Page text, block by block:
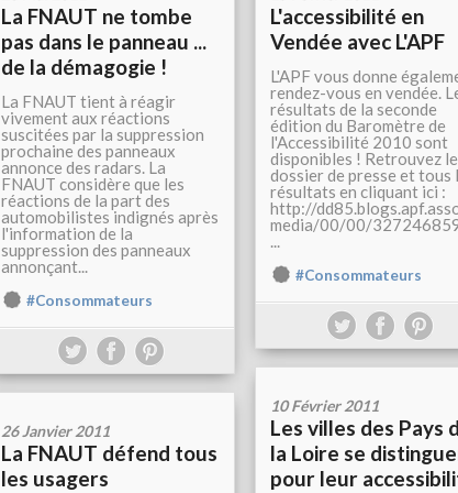
La FNAUT ne tombe
pas dans le panneau ...
de la démagogie !
La FNAUT tient à réagir
vivement aux réactions
suscitées par la suppression
prochaine des panneaux
annonce des radars. La
FNAUT considère que les
réactions de la part des
automobilistes indignés après
l'information de la
suppression des panneaux
annonçant...
#Consommateurs
L'accessibilité en
Vendée avec L'APF
L'APF vous donne
rendez-vous en vendée.
résultats de la seconde
édition du Baromètre de
l'Accessibilité 2010 sont
disponibles ! Retrouvez le
dossier de presse et tous
résultats en cliquant ici :
http://
media/00/00/
...
#Consommateurs
10 Février 2011
Les villes des Pays
la Loire se
pour leur
26 Janvier 2011
La FNAUT défend tous
les usagers